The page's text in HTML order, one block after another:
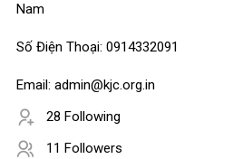
Nam
Số Điện Thoại: 0914332091
Email: admin@kjc.org.in
28 Following
11 Followers